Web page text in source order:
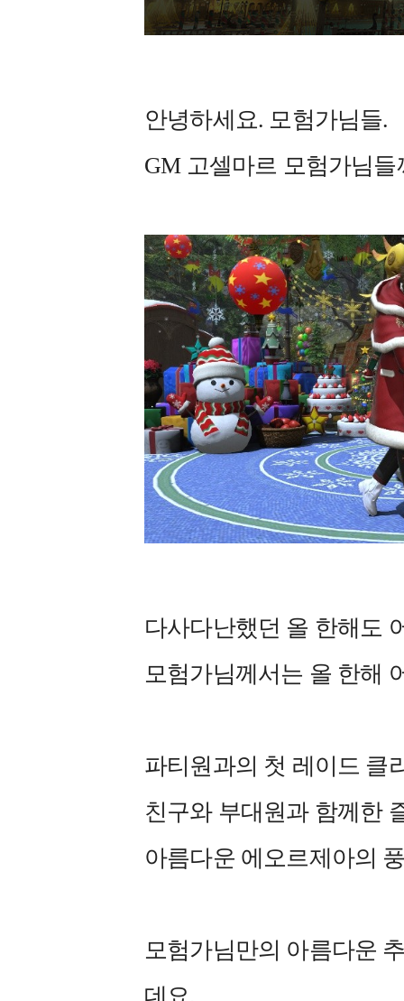
안녕하세요. 모험가님들.
GM 고셀마르 모험가님
다사다난했던 올 한해도
모험가님께서는 올 한해
파티원과의 첫 레이드 클
친구와 부대원과 함께한
아름다운 에오르제아의
모험가님만의 아름다운